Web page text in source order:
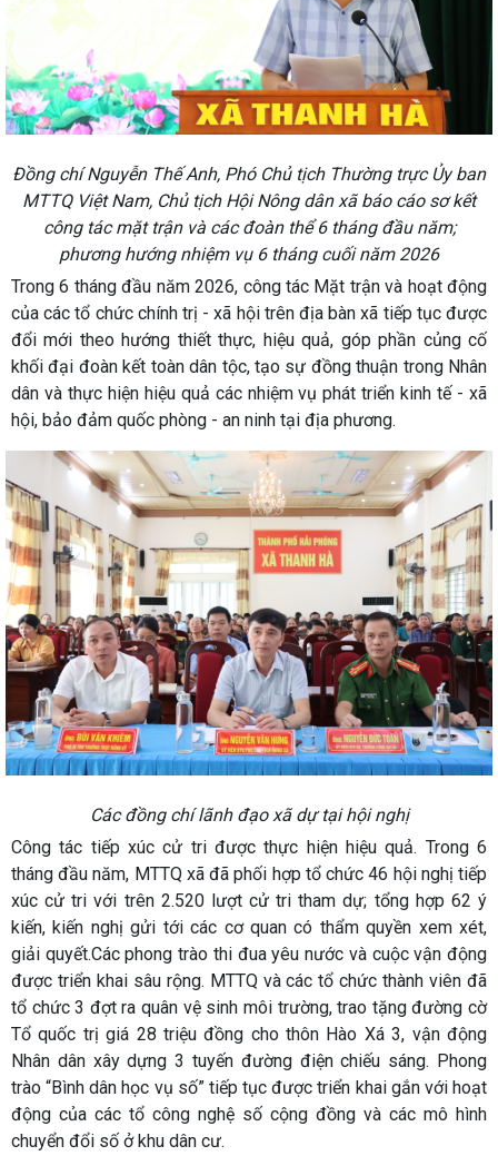
Đồng chí Nguyễn Thế Anh, Phó Chủ tịch Thường trực Ủy ban
MTTQ Việt Nam, Chủ tịch Hội Nông dân xã báo cáo sơ kết
công tác mặt trận và các đoàn thể 6 tháng đầu năm;
phương hướng nhiệm vụ 6 tháng cuối năm 2026
Trong 6 tháng đầu năm 2026, công tác Mặt trận và hoạt động
của các tổ chức chính trị - xã hội trên địa bàn xã tiếp tục được
đổi mới theo hướng thiết thực, hiệu quả, góp phần củng cố
khối đại đoàn kết toàn dân tộc, tạo sự đồng thuận trong Nhân
dân và thực hiện hiệu quả các nhiệm vụ phát triển kinh tế - xã
hội, bảo đảm quốc phòng - an ninh tại địa phương.
Các đồng chí lãnh đạo xã dự tại hội nghị
Công tác tiếp xúc cử tri được thực hiện hiệu quả. Trong 6
tháng đầu năm, MTTQ xã đã phối hợp tổ chức 46 hội nghị tiếp
xúc cử tri với trên 2.520 lượt cử tri tham dự; tổng hợp 62 ý
kiến, kiến nghị gửi tới các cơ quan có thẩm quyền xem xét,
giải quyết.Các phong trào thi đua yêu nước và cuộc vận động
được triển khai sâu rộng. MTTQ và các tổ chức thành viên đã
tổ chức 3 đợt ra quân vệ sinh môi trường, trao tặng đường cờ
Tổ quốc trị giá 28 triệu đồng cho thôn Hào Xá 3, vận động
Nhân dân xây dựng 3 tuyến đường điện chiếu sáng. Phong
trào “Bình dân học vụ số” tiếp tục được triển khai gắn với hoạt
động của các tổ công nghệ số cộng đồng và các mô hình
chuyển đổi số ở khu dân cư.